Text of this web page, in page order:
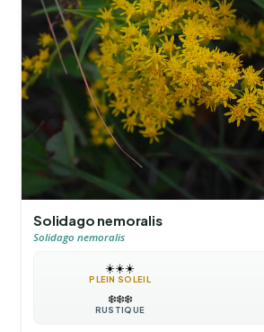
Solidago nemoralis
Solidago nemoralis
☀️☀️☀️
PLEIN SOLEIL
❄️❄️❄️
RUSTIQUE